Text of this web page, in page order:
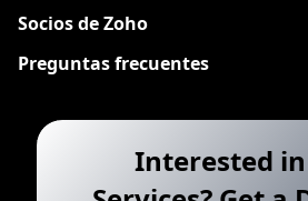
Socios de Zoho
Preguntas frecuentes
Interested